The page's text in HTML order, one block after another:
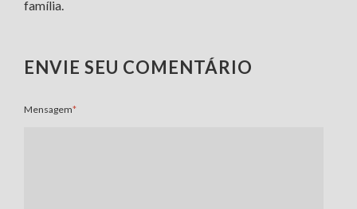
família.
ENVIE SEU COMENTÁRIO
Mensagem*